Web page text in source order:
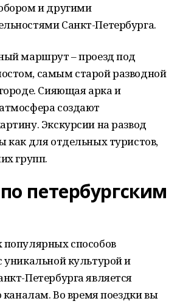
и другими
Санкт-Петербурга.
маршрут – проезд под
самым старой разводной
Сияющая арка и
создают
Экскурсии на развод
как для отдельных туристов,
групп.
петербургским
способов
уникальной культурой и
Петербурга является
каналам. Во время поездки вы